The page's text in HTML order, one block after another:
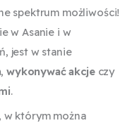
spektrum możliwości!
w Asanie i w
jest w stanie
,wykonywać akcjeczy
.
, w którym można